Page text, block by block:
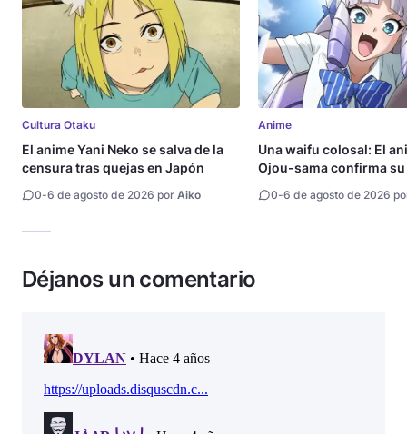
Cultura Otaku
El anime Yani Neko se salva de la
censura tras quejas en Japón
0-6 de agosto de 2026 por Aiko
Anime
Una waifu colosal: El
Ojou-sama confirma su
0-6 de agosto de 2026
Déjanos un comentario